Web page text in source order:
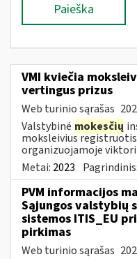
Paieška
VMI kviečia
vertingus prizus
Web turinio sąrašas
Valstybinė mokesčių
moksleivius
organizuojamoje
Metai: 2023 Pagrindinis:
PVM informacijos
Sąjungos valstybių
sistemos ITIS_EU
pirkimas
Web turinio sąrašas